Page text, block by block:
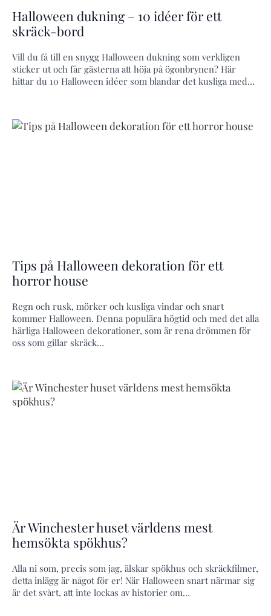
Halloween dukning – 10 idéer för ett
skräck-bord
Vill du få till en snygg Halloween dukning som verkligen
sticker ut och får gästerna att höja på ögonbrynen? Här
hittar du 10 Halloween idéer som blandar det kusliga med…
Tips på Halloween dekoration för ett
horror house
Regn och rusk, mörker och kusliga vindar och snart
kommer Halloween. Denna populära högtid och med det alla
härliga Halloween dekorationer, som är rena drömmen för
oss som gillar skräck…
Är Winchester huset världens mest
hemsökta spökhus?
Alla ni som, precis som jag, älskar spökhus och skräckfilmer,
detta inlägg är något för er! När Halloween snart närmar sig
är det svårt, att inte lockas av historier om…